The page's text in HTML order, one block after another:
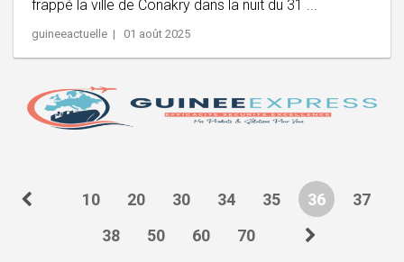
frappé la ville de Conakry dans la nuit du 31 ...
guineeactuelle | 01 août 2025
10 20 30 34 35 36
37
38
50 60 70